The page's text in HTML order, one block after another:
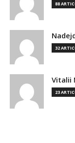
88
32
Vitalii
23